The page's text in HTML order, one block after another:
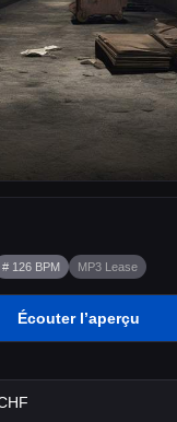
# 126 BPM MP3 Lease
Écouter l’aperçu